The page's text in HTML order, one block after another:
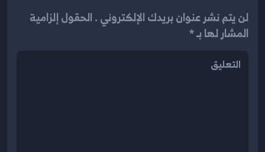
لن يتم نشر عنوان بريدك الإلكتروني . الحقول إلزامية
المشار لها بـ *